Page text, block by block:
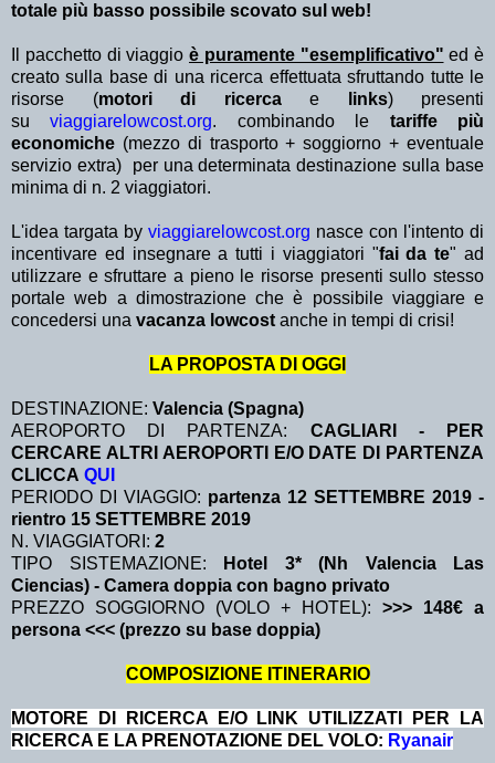
totale più basso possibile scovato sul web!
Il pacchetto di viaggio è puramente "esemplificativo" ed è
creato sulla base di una ricerca effettuata sfruttando tutte le
risorse (motori di ricerca e links) presenti
suviaggiarelowcost.org. combinando le tariffe più
economiche (mezzo di trasporto + soggiorno + eventuale
servizio extra)
per una determinata destinazione sulla base
minima di n. 2 viaggiatori.
L'idea targata by viaggiarelowcost.org nasce con l'intento di
incentivare ed insegnare a tutti i viaggiatori "fai da te" ad
utilizzare e sfruttare a pieno le risorse presenti sullo stesso
portale web a dimostrazione che è possibile viaggiare e
concedersi una vacanza lowcost anche in tempi di crisi!
LA PROPOSTA DI OGGI
DESTINAZIONE: Valencia (Spagna)
AEROPORTO DI PARTENZA: CAGLIARI - PER
CERCARE ALTRI AEROPORTI E/O DATE DI PARTENZA
CLICCA QUI
PERIODO DI VIAGGIO: partenza 12 SETTEMBRE 2019 -
rientro 15 SETTEMBRE 2019
N. VIAGGIATORI: 2
TIPO SISTEMAZIONE:
Hotel 3* (Nh Valencia Las
Ciencias) - Camera doppia con bagno privato
PREZZO SOGGIORNO (VOLO + HOTEL): >>> 148€ a
persona <<< (prezzo su base doppia)
COMPOSIZIONE ITINERARIO
MOTORE DI RICERCA E/O LINK UTILIZZATI PER LA
RICERCA E LA PRENOTAZIONE DEL VOLO: Ryanair